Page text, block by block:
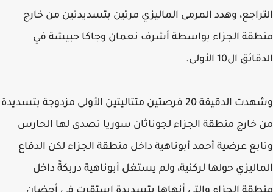
التراجع، وهدد المرمى الماليزي مرتين بتسديدتين من خارج
منطقة الجزاء بواسطة أشرف نعمان وجاكا حبيشة في
الدقائق ال10 الأولى.
وشهدت الدقيقة 20 فرصتين متتاليتين الأولى مزدوجة بتسديدة
من خارج منطقة الجزاء لجوناثان سوريا تصدى لها الحارس
وتابع عرضية أحمد أبوناهية داخل منطقة الجزاء لكن الدفاع
الماليزي حولها لركنية، ولم يستغل أبوناهية دربكةً داخل